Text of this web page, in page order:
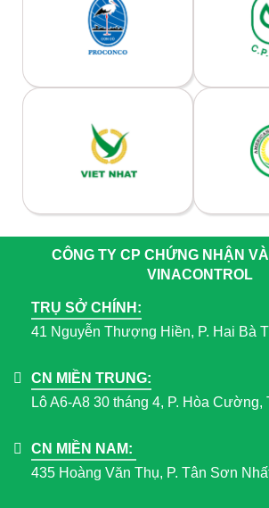
CÔNG TY CP CHỨNG NHẬN
VINACONTROL
TRỤ SỞ CHÍNH:
41 Nguyễn Thượng Hiền, P. Hai Bà
CN MIỀN TRUNG:
Lô A6-A8 30 tháng 4, P. Hòa Cường,
CN MIỀN NAM:
435 Hoàng Văn Thụ, P. Tân Sơn